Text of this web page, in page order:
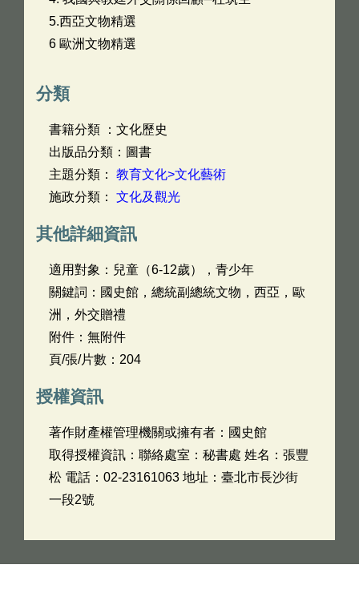
5.西亞文物精選
6 歐洲文物精選
分類
書籍分類 ：文化歷史
出版品分類：圖書
主題分類： 教育文化>文化藝術
施政分類： 文化及觀光
其他詳細資訊
適用對象：兒童（6-12歲），青少年
關鍵詞：國史館，總統副總統文物，西亞，歐
洲，外交贈禮
附件：無附件
頁/張/片數：204
授權資訊
著作財產權管理機關或擁有者：國史館
取得授權資訊：聯絡處室：秘書處 姓名：張豐
松 電話：02-23161063 地址：臺北市長沙街
一段2號